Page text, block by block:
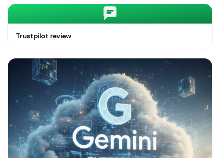
Trustpilot review